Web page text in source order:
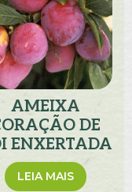
AMEIXA
DE
ENXERTADA
LEIA MAIS